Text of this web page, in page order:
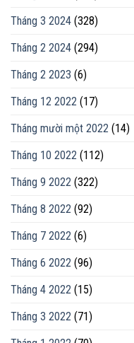
Tháng 3 2024 (328)
Tháng 2 2024 (294)
Tháng 2 2023 (6)
Tháng 12 2022 (17)
Tháng mười một 2022 (14)
Tháng 10 2022 (112)
Tháng 9 2022 (322)
Tháng 8 2022 (92)
Tháng 7 2022 (6)
Tháng 6 2022 (96)
Tháng 4 2022 (15)
Tháng 3 2022 (71)